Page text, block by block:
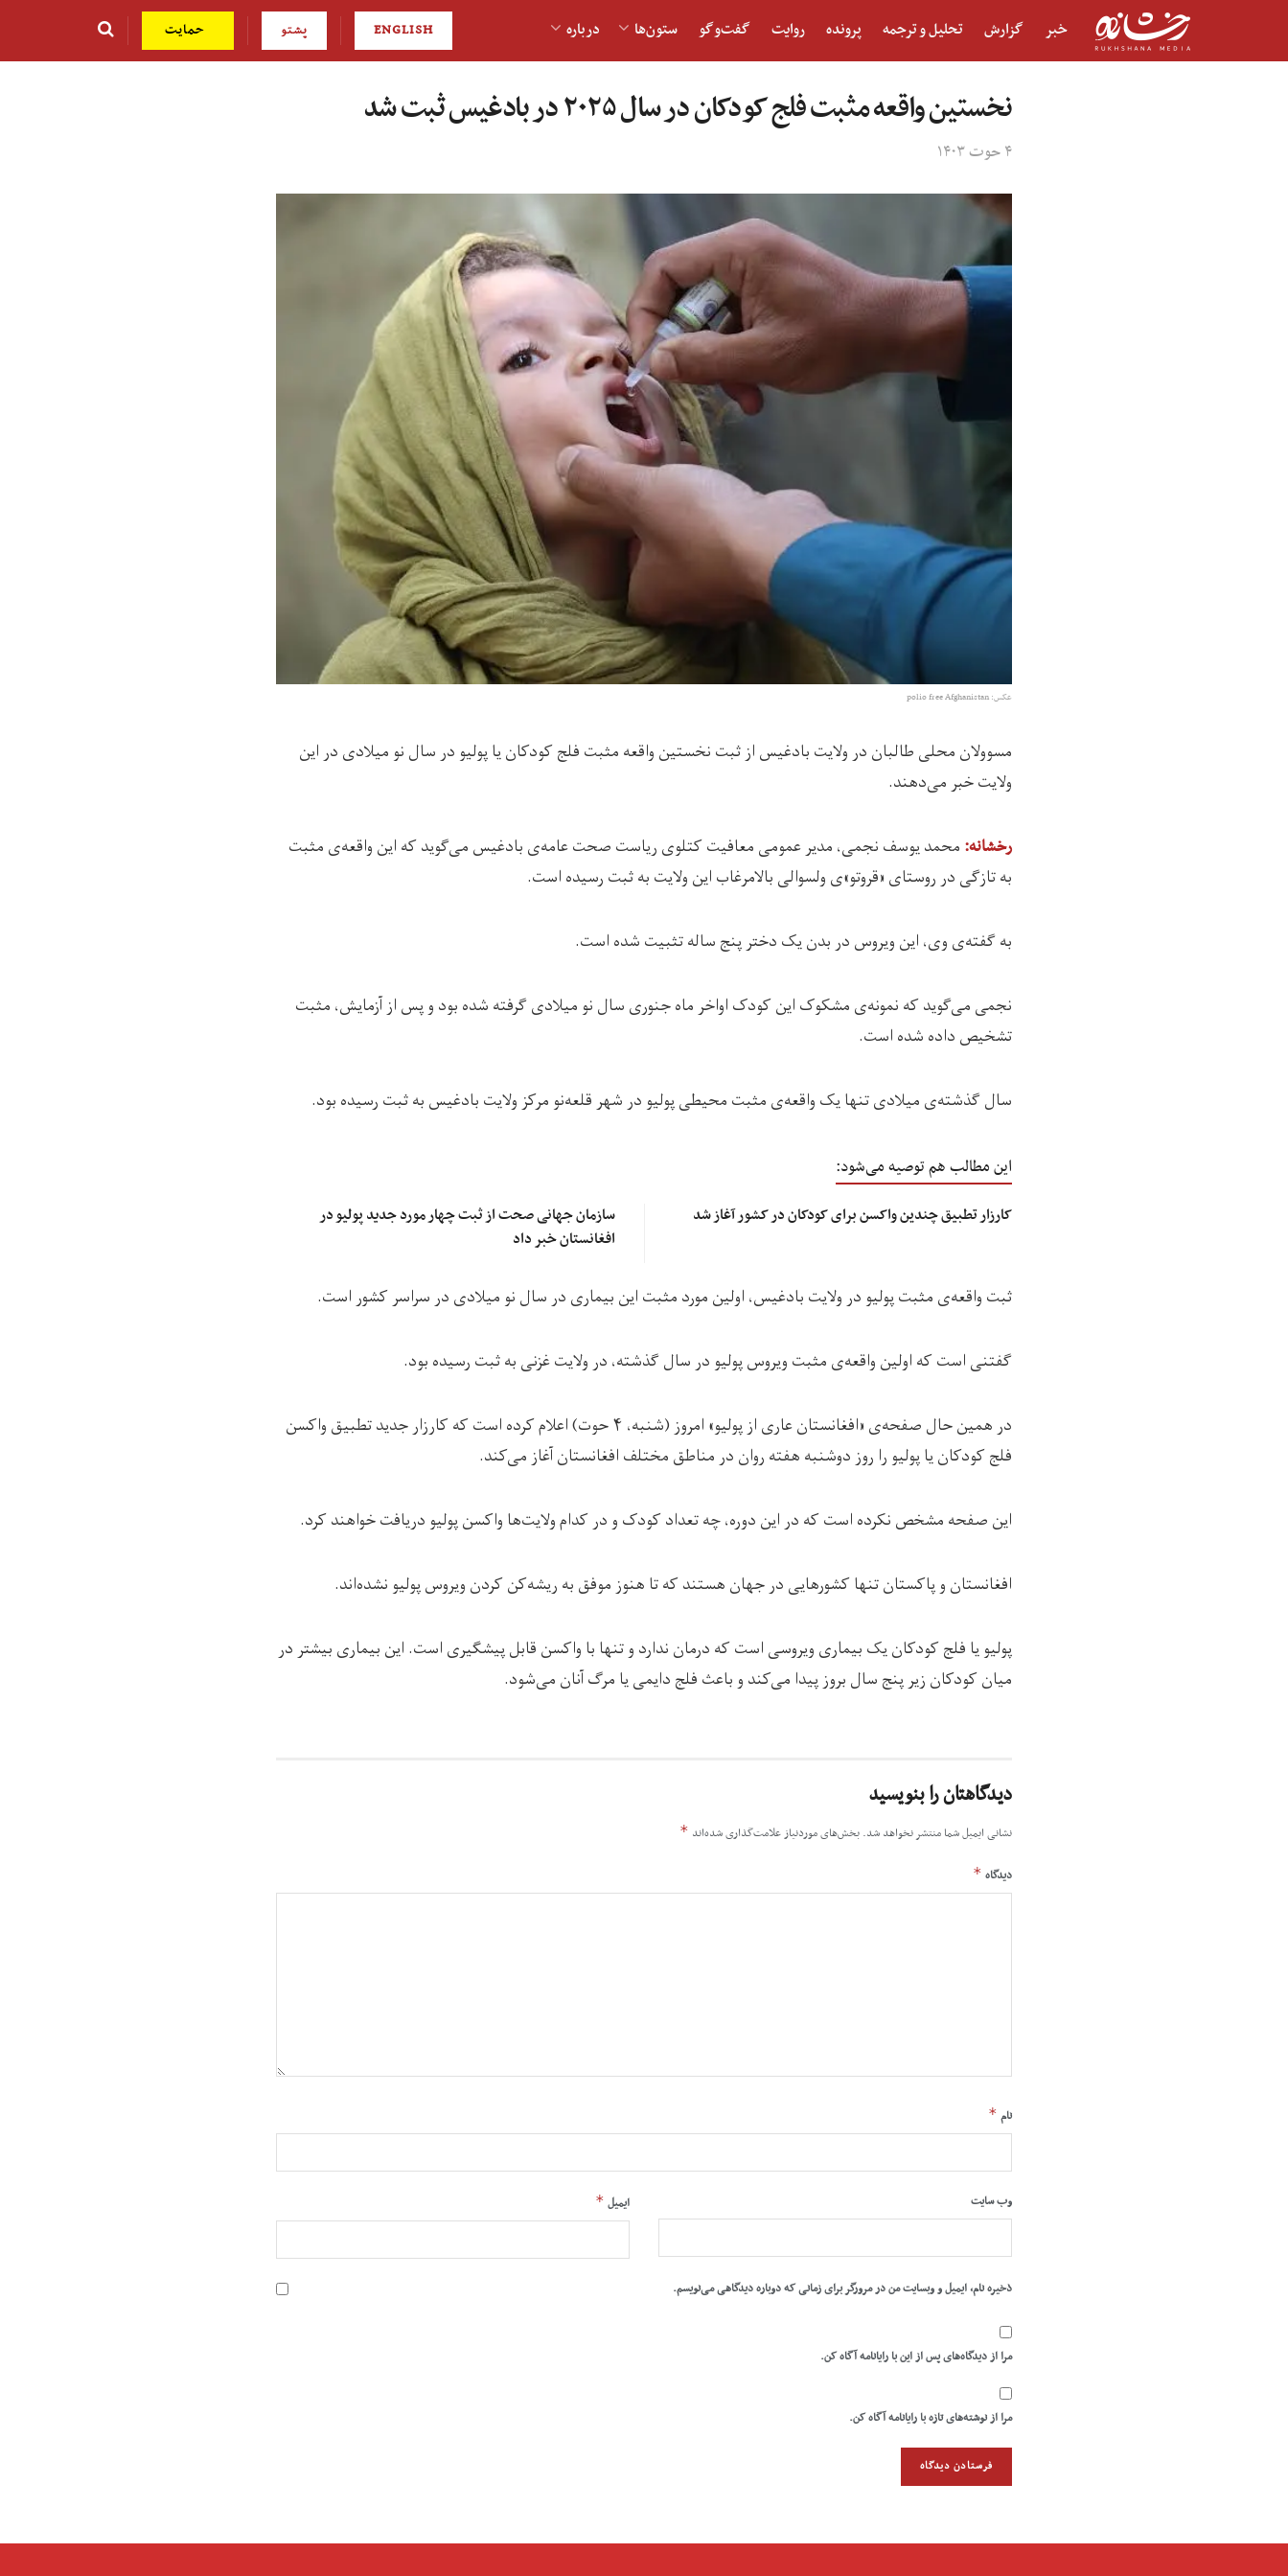
خبر گزارش تحلیل و ترجمه پرونده روایت گفت‌و‎گو ستون‌ها درباره ENGLISH پشتو حمایت
نخستین واقعه مثبت فلج کودکان در سال ۲۰۲۵ در بادغیس ثبت شد
۴ حوت ۱۴۰۳
عکس: polio free Afghanistan
مسوولان محلی طالبان در ولایت بادغیس از ثبت نخستین واقعه مثبت فلج کودکان یا پولیو در سال نو میلادی در این
ولایت خبر می‌دهند.
رخشانه: محمد یوسف نجمی، مدیر عمومی معافیت کتلوی ریاست صحت عامه‌ی بادغیس می‌گوید که این واقعه‌ی مثبت
به تازگی در روستای «قروتو»ی ولسوالی بالامرغاب این ولایت به ثبت رسیده است.
به گفته‌ی وی، این ویروس در بدن یک دختر پنج ساله تثبیت شده است.
نجمی می‌گوید که نمونه‌ی مشکوک این کودک اواخر ماه جنوری سال نو میلادی گرفته شده بود و پس از آزمایش، مثبت
تشخیص داده شده است.
سال گذشته‌ی میلادی تنها یک واقعه‌ی مثبت محیطی پولیو در شهر قلعه‌نو مرکز ولایت بادغیس به ثبت رسیده بود.
این مطالب هم توصیه می‌شود:
کارزار تطبیق چندین واکسن برای کودکان در کشور آغاز شد
سازمان جهانی صحت از ثبت چهار مورد جدید پولیو در
افغانستان خبر داد
ثبت واقعه‌ی مثبت پولیو در ولایت بادغیس، اولین مورد مثبت این بیماری در سال نو میلادی در سراسر کشور است.
گفتنی است که اولین واقعه‌ی مثبت ویروس پولیو در سال گذشته‌، در ولایت غزنی به ثبت رسیده بود.
در همین حال صفحه‌ی «افغانستان عاری از پولیو» امروز (شنبه، ۴ حوت) اعلام کرده است که کارزار جدید تطبیق واکسن
فلج کودکان یا پولیو را روز دوشنبه هفته روان در مناطق مختلف افغانستان آغاز می‌کند.
این صفحه مشخص نکرده است که در این دوره، چه تعداد کودک و در کدام ولایت‌ها واکسن پولیو دریافت خواهند کرد.
افغانستان و پاکستان تنها کشورهایی در جهان هستند که تا هنوز موفق به ریشه‌کن کردن ویروس پولیو نشده‌اند.
پولیو یا فلج کودکان یک بیماری ویروسی است که درمان ندارد و تنها با واکسن قابل پیشگیری است. این بیماری بیشتر در
میان کودکان زیر پنج سال بروز پیدا می‌کند و باعث فلج دایمی یا مرگ آنان می‌شود.
دیدگاهتان را بنویسید
نشانی ایمیل شما منتشر نخواهد شد. بخش‌های موردنیاز علامت‌گذاری شده‌اند *
دیدگاه *
نام *
ایمیل * وب‌ سایت
ذخیره نام، ایمیل و وبسایت من در مرورگر برای زمانی که دوباره دیدگاهی می‌نویسم.
مرا از دیدگاه‌های پس از این با رایانامه آگاه کن.
مرا از نوشته‌های تازه با رایانامه آگاه کن.